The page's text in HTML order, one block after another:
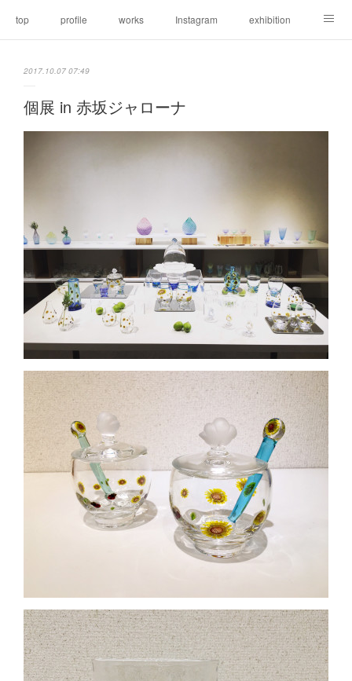
top profile works Instagram exhibition
2017.10.07 07:49
個展 in 赤坂ジャローナ